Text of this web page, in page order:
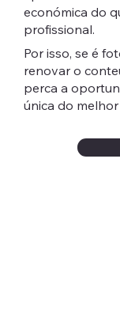
económica do
profissional.
Por isso, se é
renovar o
perca a
única do